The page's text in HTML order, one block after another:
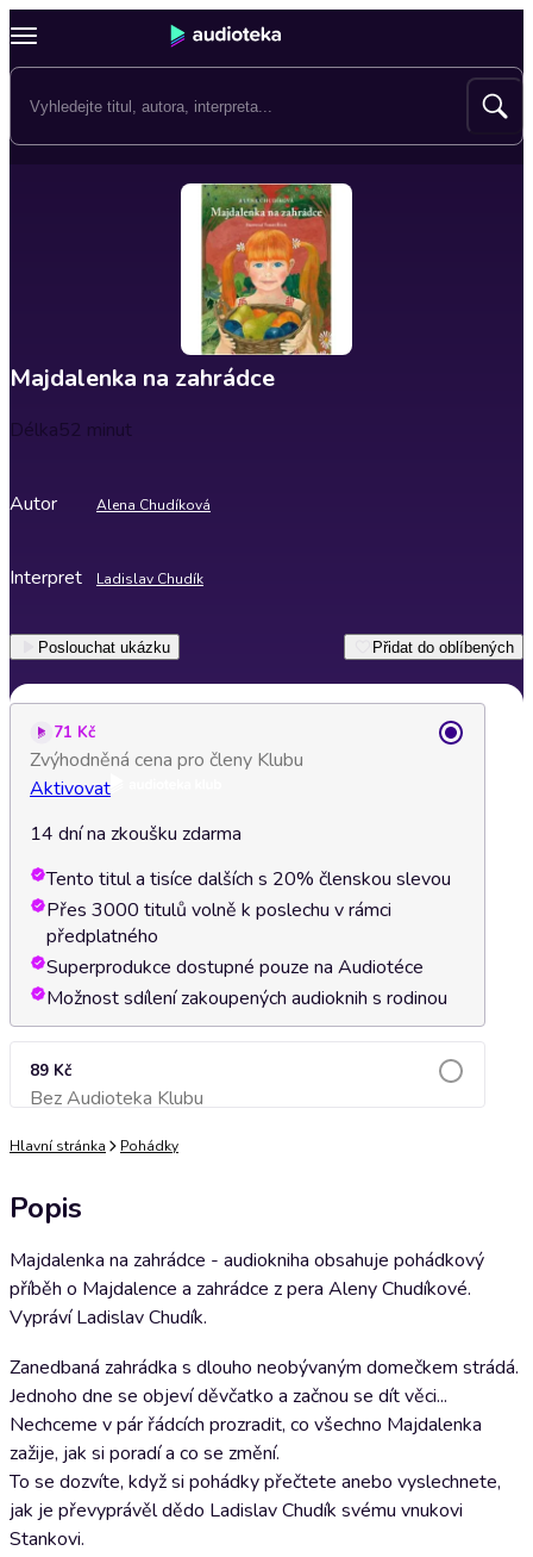
Majdalenka na zahrádce
Délka52 minut
Autor Alena Chudíková
Interpret Ladislav Chudík
Poslouchat ukázku Přidat do oblíbených
71 Kč
Zvýhodněná cena pro členy Klubu
Aktivovat
14 dní na zkoušku zdarma
Tento titul a tisíce dalších s 20% členskou slevou
Přes 3000 titulů volně k poslechu v rámci
předplatného
Superprodukce dostupné pouze na Audiotéce
Možnost sdílení zakoupených audioknih s rodinou
89 Kč
Bez Audioteka KlubuPřidat do košíku
Hlavní stránka Pohádky
Popis
Majdalenka na zahrádce - audiokniha obsahuje pohádkový
příběh o Majdalence a zahrádce z pera Aleny Chudíkové.
Vypráví Ladislav Chudík.
Zanedbaná zahrádka s dlouho neobývaným domečkem strádá.
Jednoho dne se objeví děvčatko a začnou se dít věci...
Nechceme v pár řádcích prozradit, co všechno Majdalenka
zažije, jak si poradí a co se změní.
To se dozvíte, když si pohádky přečtete anebo vyslechnete,
jak je převyprávěl dědo Ladislav Chudík svému vnukovi
Stankovi.